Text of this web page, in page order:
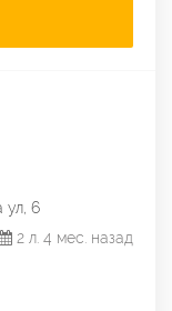
ул, 6
2 л. 4 мес. назад